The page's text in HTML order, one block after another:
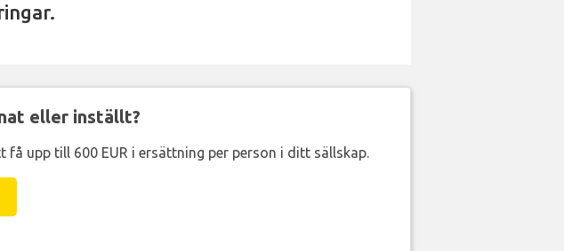
eller inställt?
få upp till 600 EUR i ersättning per person i ditt sällskap.